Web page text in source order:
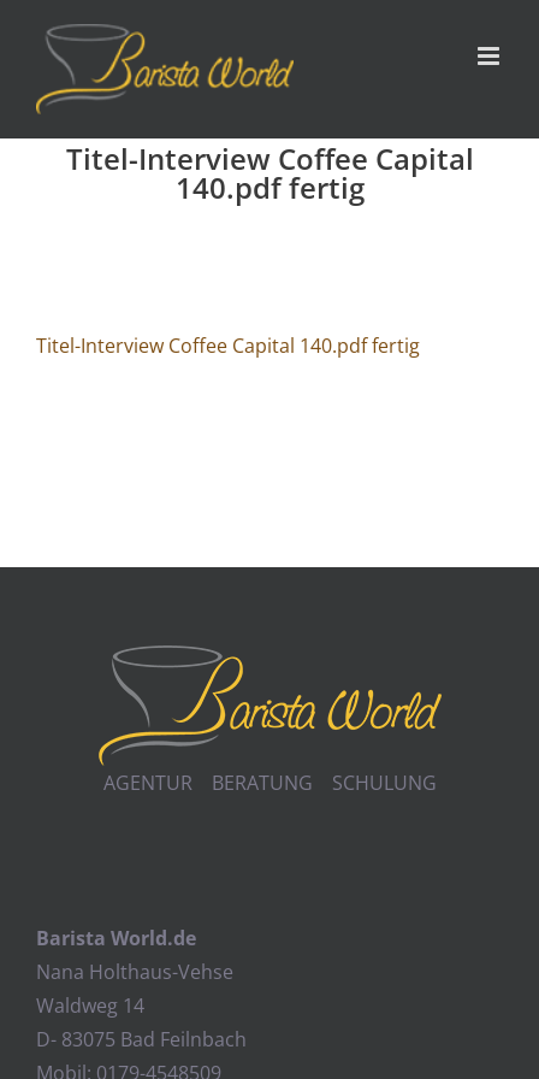
Inhalt
springen
Titel-Interview Coffee Capital
140.pdf fertig
Titel-Interview Coffee Capital 140.pdf fertig
AGENTUR BERATUNG SCHULUNG
Barista World.de
Nana Holthaus-Vehse
Waldweg 14
D- 83075 Bad Feilnbach
Mobil: 0179-4548509